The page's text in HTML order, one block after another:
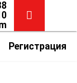
Регистрация